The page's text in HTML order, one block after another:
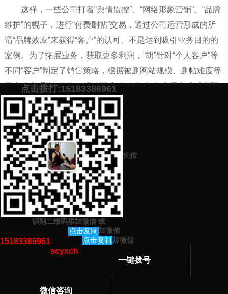
这样，一些公司打着“舆情监控”、“网络形象营销”、“品牌
维护”的幌子，进行“付费删帖”交易，通过公司运营形成的所
谓“品牌效应”来获得“客户”的认可。不是达到吸引业务目的的
案例。为了拓展业务，获取更多利润，“胡”针对“个人客户”等
不同“客户”制定了销售策略，根据被删网站规模、删帖难度等
因素确定“删帖”价格，明确要求“个人客户”在交易完成后立即
结算款项；长期合作的商家或信誉“客户”可以通过支付月费或
年费的方式定期向公司支付品牌维护费
预约营销老师 添加微信号：scyxch
案！
上一篇：新产品营销策略如何制定（新产品营销方法学习）
下一篇：热点营销是什么？热点营销应该怎么去做？
猜你感兴趣的内容
暂无相关文章！
点击拨打:15183386961
长按
识别二维码添加微信 或
点击复制
15183386961
加微信
点击复制
scyxch
加微信
一键拨号
微信咨询